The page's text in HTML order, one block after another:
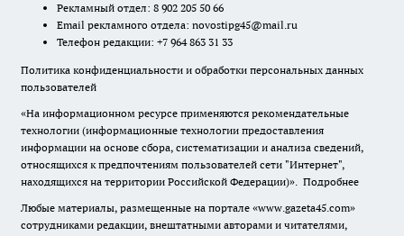
Рекламный отдел: 8 902 205 50 66
Email рекламного отдела: novostipg45@mail.ru
Телефон редакции: +7 964 863 31 33
Политика конфиденциальности и обработки персональных данных
пользователей
«На информационном ресурсе применяются рекомендательные
технологии (информационные технологии предоставления
информации на основе сбора, систематизации и анализа сведений,
относящихся к предпочтениям пользователей сети "Интернет",
находящихся на территории Российской Федерации)». Подробнее
Любые материалы, размещенные на портале «www.gazeta45.com»
сотрудниками редакции, внештатными авторами и читателями,